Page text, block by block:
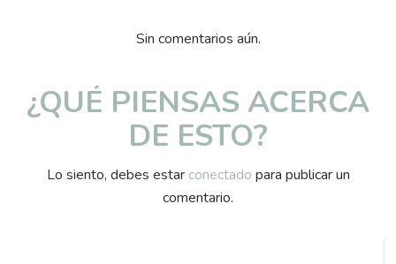
Sin comentarios aún.
¿QUÉ PIENSAS ACERCA
DE ESTO?
Lo siento, debes estar conectado para publicar un
comentario.